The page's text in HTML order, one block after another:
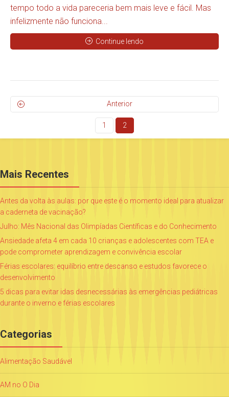
tempo todo a vida pareceria bem mais leve e fácil. Mas
infelizmente não funciona...
Continue lendo
Anterior
1 2
Mais Recentes
Antes da volta às aulas: por que este é o momento ideal para atualizar
a caderneta de vacinação?
Julho: Mês Nacional das Olimpíadas Científicas e do Conhecimento
Ansiedade afeta 4 em cada 10 crianças e adolescentes com TEA e
pode comprometer aprendizagem e convivência escolar
Férias escolares: equilíbrio entre descanso e estudos favorece o
desenvolvimento
5 dicas para evitar idas desnecessárias às emergências pediátricas
durante o inverno e férias escolares
Categorias
Alimentação Saudável
AM no O Dia